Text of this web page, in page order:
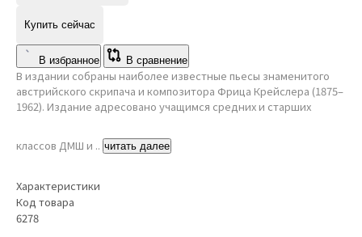
Купить сейчас
В избранное В сравнение
В издании собраны наиболее известные пьесы знаменитого
австрийского скрипача и композитора Фрица Крейслера (1875–
1962). Издание адресовано учащимся средних и старших
классов ДМШ и .. читать далее
Характеристики
Код товара
6278